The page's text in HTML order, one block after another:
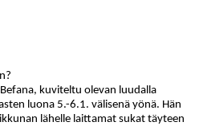
kuviteltu olevan luudalla
luona 5.-6.1. välisenä yönä. Hän
lähelle laittamat sukat täyteen